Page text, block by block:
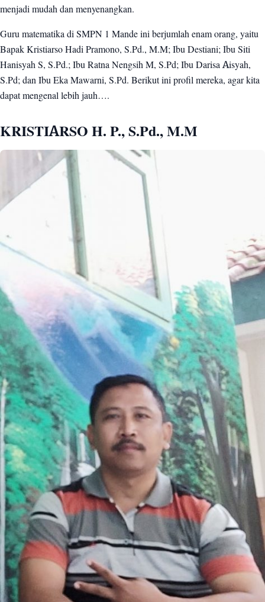
6 EKA MAWARNI, S.Pd
MATERI MATEMATIKA
menjadi mudah dan menyenangkan.
Guru matematika di SMPN 1 Mande ini berjumlah enam orang, yaitu
Bapak Kristiarso Hadi Pramono, S.Pd., M.M; Ibu Destiani; Ibu Siti
Hanisyah S, S.Pd.; Ibu Ratna Nengsih M, S.Pd; Ibu Darisa Aisyah,
S.Pd; dan Ibu Eka Mawarni, S.Pd. Berikut ini profil mereka, agar kita
dapat mengenal lebih jauh….
KRISTIARSO H. P., S.Pd., M.M